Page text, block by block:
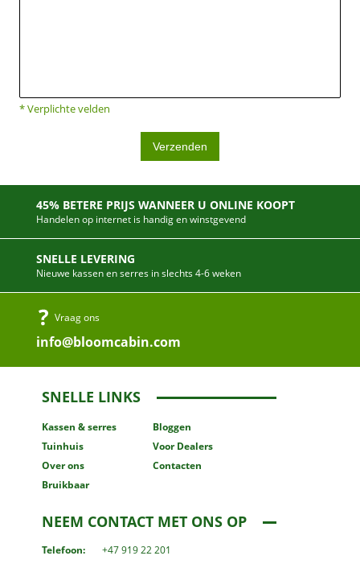
* Verplichte velden
Verzenden
45% BETERE PRIJS WANNEER U ONLINE KOOPT
Handelen op internet is handig en winstgevend
SNELLE LEVERING
Nieuwe kassen en serres in slechts 4-6 weken
Vraag ons
info@bloomcabin.com
SNELLE LINKS
Kassen & serres
Tuinhuis
Over ons
Bruikbaar
Bloggen
Voor Dealers
Contacten
NEEM CONTACT MET ONS OP
Telefoon:
+47 919 22 201